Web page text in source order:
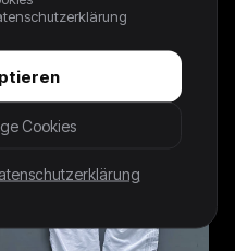
62,00 €
Cookies